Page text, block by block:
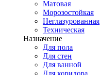
Матовая
Морозостойкая
Неглазурованная
Техническая
Назначение
Для пола
Для стен
Для ванной
Для коридора